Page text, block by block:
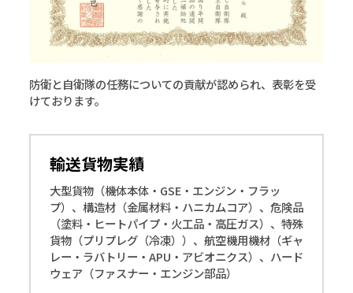
防衛と自衛隊の任務についての貢献が認められ、表彰を受
けております。
輸送貨物実績
大型貨物（機体本体・GSE・エンジン・フラッ
プ）、構造材（金属材料・ハニカムコア）、危険品
（塗料・ヒートパイプ・火工品・高圧ガス）、特殊
貨物（プリプレグ（冷凍））、航空機用機材（ギャ
レー・ラバトリー・APU・アビオニクス）、ハード
ウェア（ファスナー・エンジン部品）